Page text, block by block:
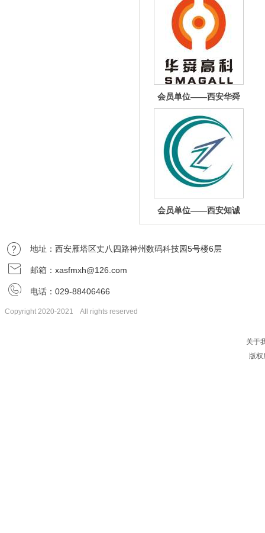
会员单位——西安华舜
测量设备有限责任公司
会员单位——西安知诚
思迈知识产权代理事务
地址：西安雁塔区丈八四路神州数码科技园5号楼6层
邮箱：xasfmxh@126.com
电话：029-88406466
Copyright 2020-2021 All rights reserved
关于
版